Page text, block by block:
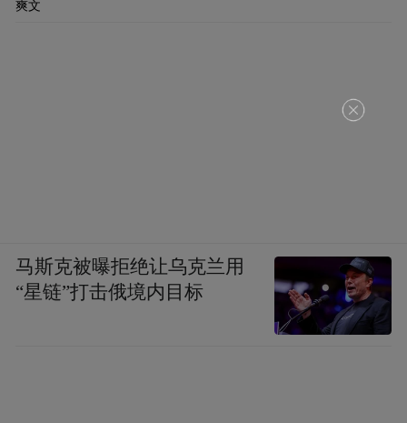
爽文
马斯克被曝拒绝让乌克兰用
“星链”打击俄境内目标